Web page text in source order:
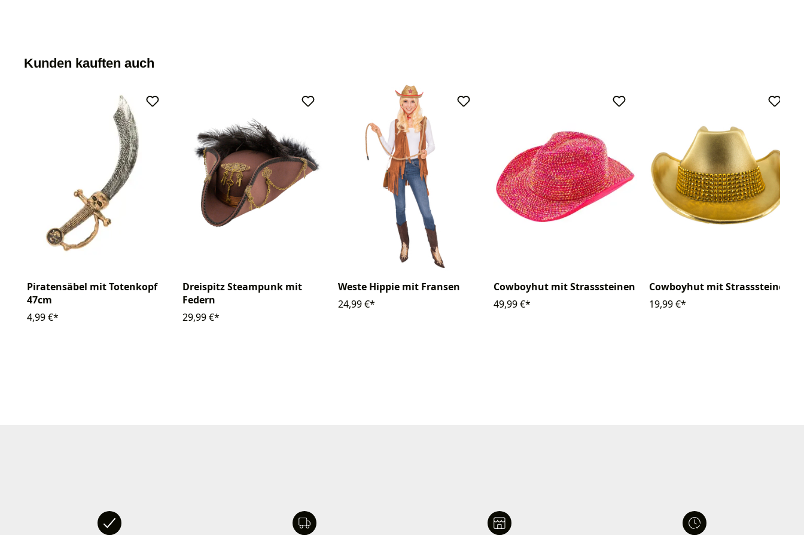
Kunden kauften auch
Piratensäbel mit Totenkopf
47cm
4,99 €*
Dreispitz Steampunk mit
Federn
29,99 €*
Weste Hippie mit Fransen
24,99 €*
Cowboyhut mit Strasssteinen
49,99 €*
Cowboyhut mit Strasssteinen
19,99 €*